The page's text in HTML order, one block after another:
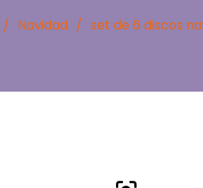
/ Navidad / set de 6 discos